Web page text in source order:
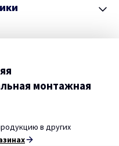
монтажная
в других